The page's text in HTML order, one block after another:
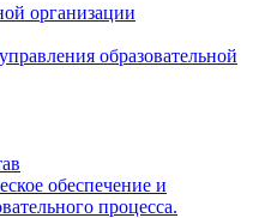
организации
образовательной
обеспечение и
процесса.